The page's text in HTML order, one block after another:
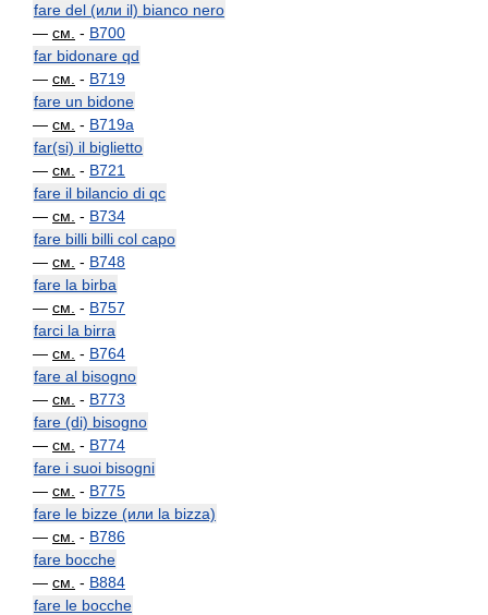
fare del (или il) bianco nero
— см. - B700
far bidonare qd
— см. - B719
fare un bidone
— см. - B719a
far(si) il biglietto
— см. - B721
fare il bilancio di qc
— см. - B734
fare billi billi col capo
— см. - B748
fare la birba
— см. - B757
farci la birra
— см. - B764
fare al bisogno
— см. - B773
fare (di) bisogno
— см. - B774
fare i suoi bisogni
— см. - B775
fare le bizze (или la bizza)
— см. - B786
fare bocche
— см. - B884
fare le bocche